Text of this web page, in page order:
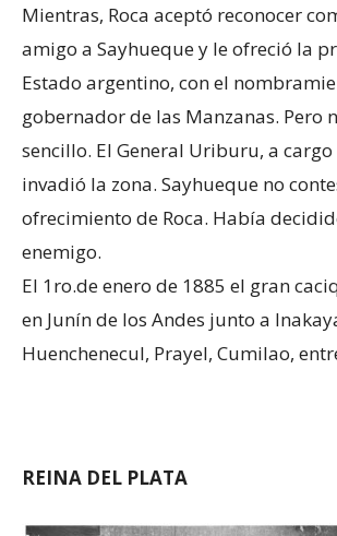
Mientras, Roca aceptó reconocer
amigo a Sayhueque y le ofreció la
Estado argentino, con el
gobernador de las Manzanas. Pero
sencillo. El General Uriburu, a
invadió la zona. Sayhueque no
ofrecimiento de Roca. Había
enemigo.
El 1ro.de enero de 1885 el gran
en Junín de los Andes junto a
Huenchenecul, Prayel, Cumilao,
REINA DEL PLATA